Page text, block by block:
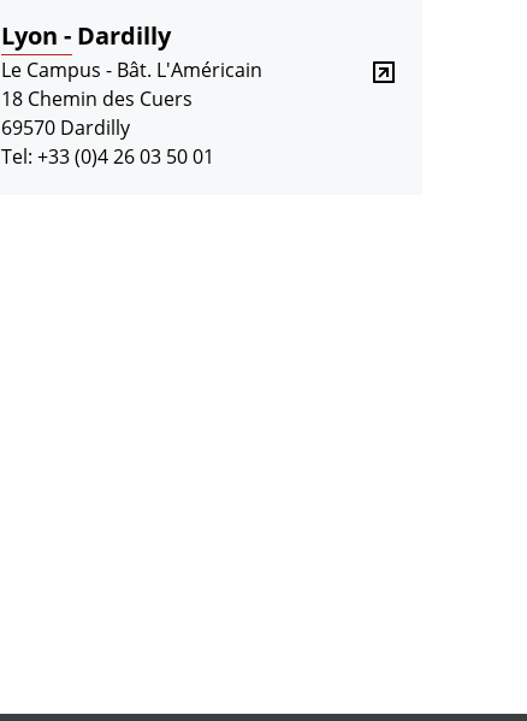
Lyon - Dardilly
Le Campus - Bât. L'Américain
18 Chemin des Cuers
69570 Dardilly
Tel: +33 (0)4 26 03 50 01